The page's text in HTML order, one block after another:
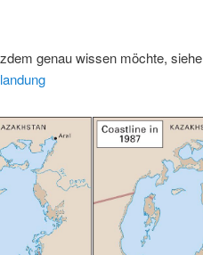
genau wissen möchte, siehe